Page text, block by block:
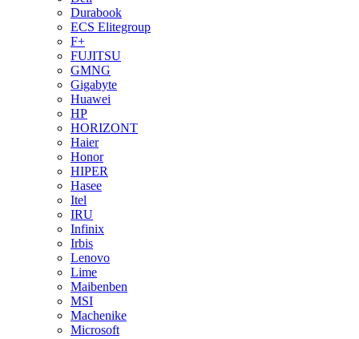
Durabook
ECS Elitegroup
F+
FUJITSU
GMNG
Gigabyte
Huawei
HP
HORIZONT
Haier
Honor
HIPER
Hasee
Itel
IRU
Infinix
Irbis
Lenovo
Lime
Maibenben
MSI
Machenike
Microsoft